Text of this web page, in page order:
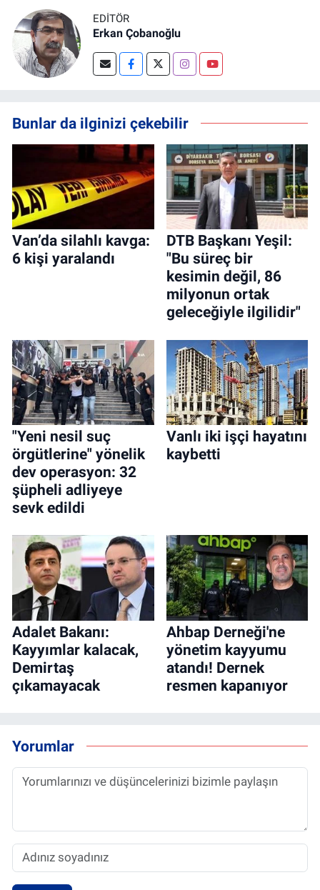
EDITÖR
Erkan Çobanoğlu
Bunlar da ilginizi çekebilir
Van’da silahlı kavga:
6 kişi yaralandı
DTB Başkanı Yeşil:
"Bu süreç bir
kesimin değil, 86
milyonun ortak
geleceğiyle ilgilidir"
"Yeni nesil suç
örgütlerine" yönelik
dev operasyon: 32
şüpheli adliyeye
sevk edildi
Vanlı iki işçi hayatını
kaybetti
Adalet Bakanı:
Kayyımlar kalacak,
Demirtaş
çıkamayacak
Ahbap Derneği'ne
yönetim kayyumu
atandı! Dernek
resmen kapanıyor
Yorumlar